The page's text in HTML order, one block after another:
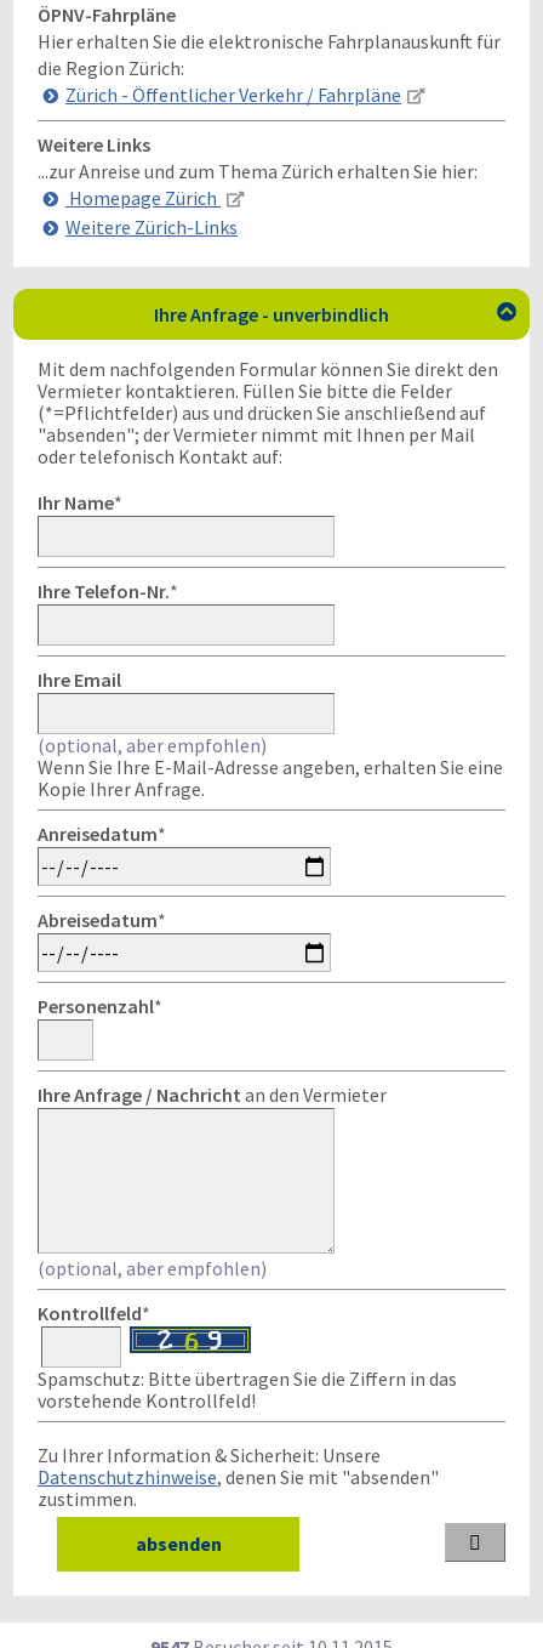
ÖPNV-Fahrpläne
Hier erhalten Sie die elektronische Fahrplanauskunft für
die Region Zürich:
Zürich - Öffentlicher Verkehr / Fahrpläne
Weitere Links
...zur Anreise und zum Thema Zürich erhalten Sie hier:
Homepage Zürich
Weitere Zürich-Links
Ihre Anfrage - unverbindlich 
Mit dem nachfolgenden Formular können Sie direkt den
Vermieter kontaktieren. Füllen Sie bitte die Felder
(*=Pflichtfelder) aus und drücken Sie anschließend auf
"absenden"; der Vermieter nimmt mit Ihnen per Mail
oder telefonisch Kontakt auf:
Ihr Name*
Ihre Telefon-Nr.*
Ihre Email
(optional, aber empfohlen)
Wenn Sie Ihre E-Mail-Adresse angeben, erhalten Sie eine
Kopie Ihrer Anfrage.
Anreisedatum*
Abreisedatum*
Personenzahl*
Ihre Anfrage / Nachricht an den Vermieter
(optional, aber empfohlen)
Kontrollfeld*
Spamschutz: Bitte übertragen Sie die Ziffern in das
vorstehende Kontrollfeld!
Zu Ihrer Information & Sicherheit: Unsere
Datenschutzhinweise, denen Sie mit "absenden"
zustimmen.
